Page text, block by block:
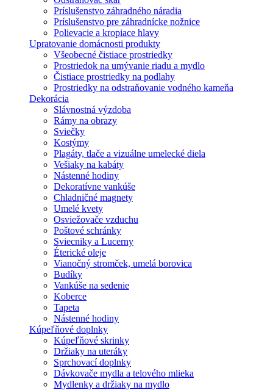
Príslušenstvo záhradného náradia
Príslušenstvo pre záhradnícke nožnice
Polievacie a kropiace hlavy
Upratovanie domácnosti produkty
Všeobecné čistiace prostriedky
Prostriedok na umývanie riadu a mydlo
Čistiace prostriedky na podlahy
Prostriedky na odstraňovanie vodného kameňa
Dekorácia
Slávnostná výzdoba
Rámy na obrazy
Sviečky
Kostýmy
Plagáty, tlače a vizuálne umelecké diela
Vešiaky na kabáty
Nástenné hodiny
Dekoratívne vankúše
Chladničné magnety
Umelé kvety
Osviežovače vzduchu
Poštové schránky
Sviecniky a Lucerny
Éterické oleje
Vianočný stromček, umelá borovica
Budíky
Vankúše na sedenie
Koberce
Tapeta
Nástenné hodiny
Kúpeľňové doplnky
Kúpeľňové skrinky
Držiaky na uteráky
Sprchovací doplnky
Dávkovače mydla a telového mlieka
Mydlenky a držiaky na mydlo